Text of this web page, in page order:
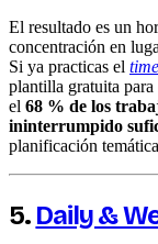
El resultado es un
concentración en
Si ya practicas el
plantilla gratuita para
el 68 % de los
ininterrumpido
planificación
5. Daily &